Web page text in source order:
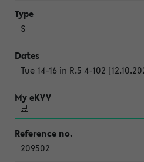
S
Tue 14-16 in R.5 4-102
209502